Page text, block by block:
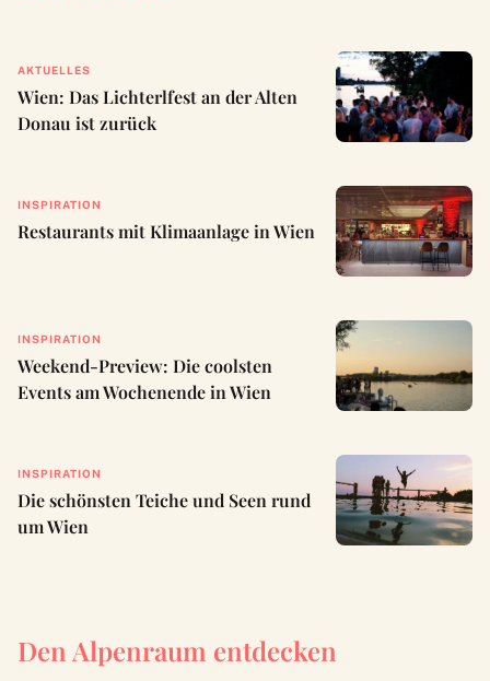
AKTUELLES
Wien: Das Lichterlfest an der Alten
Donau ist zurück
INSPIRATION
Restaurants mit Klimaanlage in Wien
INSPIRATION
Weekend-Preview: Die coolsten
Events am Wochenende in Wien
INSPIRATION
Die schönsten Teiche und Seen rund
um Wien
Den Alpenraum entdecken